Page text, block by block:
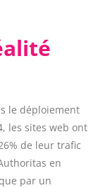
le déploiement
les sites web ont
de leur trafic
en
par un